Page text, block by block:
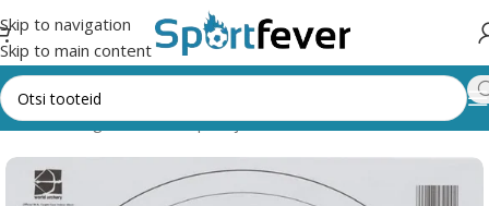
Skip to navigation
Skip to main content
Kõik kategooriad Vibusport ja rakulkad MÄRKLAUAD/MATID